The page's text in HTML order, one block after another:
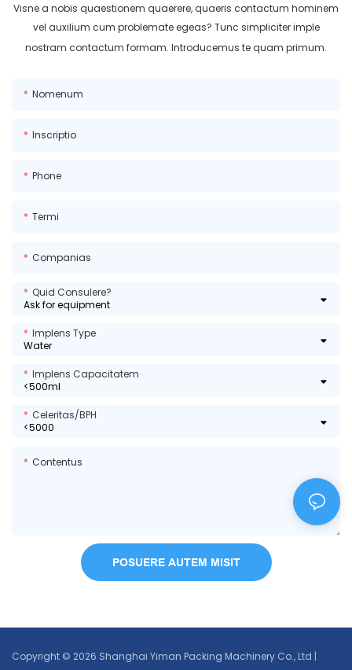
Visne a nobis quaestionem quaerere, quaeris contactum hominem
vel auxilium cum problemate egeas? Tunc simpliciter imple
nostram contactum formam. Introducemus te quam primum.
Nomenum
Inscriptio
Phone
Termi
Companias
Quid Consulere?
Implens Type
Implens Capacitatem
Celeritas/BPH
Contentus
POSUERE AUTEM MISIT
Copyright © 2026 Shanghai Yiman Packing Machinery Co., Ltd |